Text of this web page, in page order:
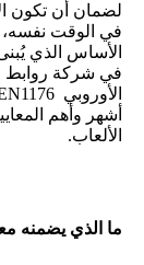
لضمان أن تكون
في الوقت نفسه،
الأساس الذي
في شركة روابط
أشهر وأهم
الألعاب.
ما الذي يضمنه